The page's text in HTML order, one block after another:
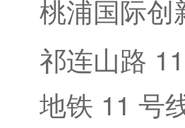
桃浦国际创
祁连山路
地铁 11 号